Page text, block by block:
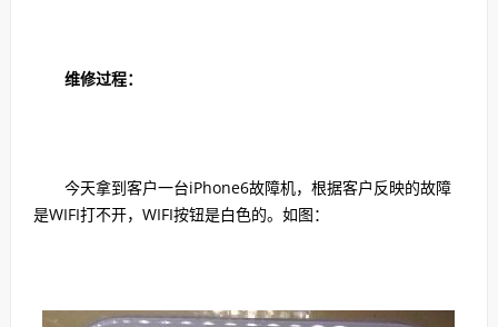
维修过程：
今天拿到客户一台iPhone6故障机，根据客户反映的故障
是WIFI打不开，WIFI按钮是白色的。如图：